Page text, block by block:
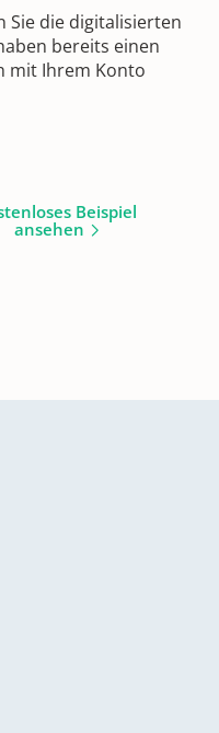
Sie die digitalisierten
bereits einen
mit Ihrem Konto
Beispiel
ansehen